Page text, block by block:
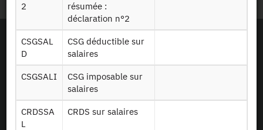
2
résumée :
déclaration n°2
CSGSAL
D
CSG déductible sur
salaires
CSGSALI
CSG imposable sur
salaires
CRDSSA
L
CRDS sur salaires